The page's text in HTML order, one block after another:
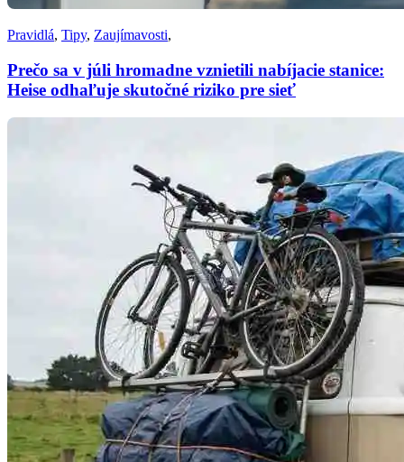
Pravidlá, Tipy, Zaujímavosti,
Prečo sa v júli hromadne vznietili nabíjacie stanice:
Heise odhaľuje skutočné riziko pre sieť